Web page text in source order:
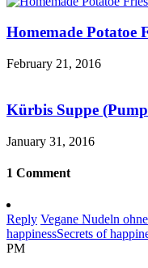
Homemade Potatoe
February 21, 2016
Kürbis Suppe
January 31, 2016
1 Comment
Reply Vegane Nudeln
happinessSecrets of
PM